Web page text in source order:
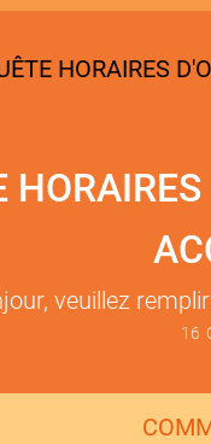
veuillez
16